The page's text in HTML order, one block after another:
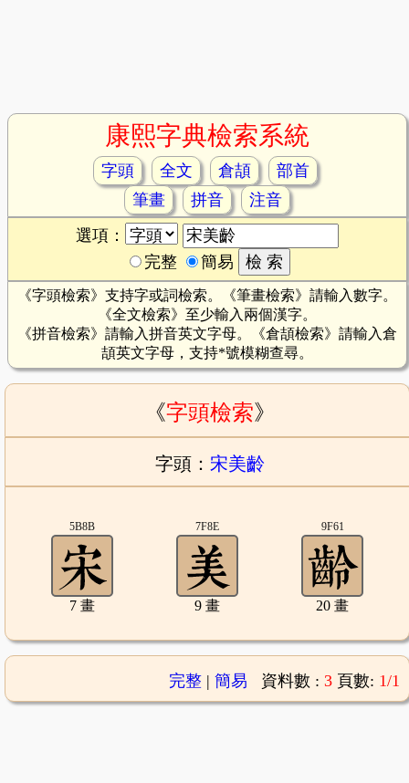
康熙字典檢索系統
字頭 全文 倉頡
部首
筆畫
拼音
注音
選項：
完整
簡易
《字頭檢索》支持字或詞檢索。《筆畫檢索》請輸入數字。
《全文檢索》至少輸入兩個漢字。
《拼音檢索》請輸入拼音英文字母。《倉頡檢索》請輸入倉
頡英文字母，支持*號模糊查尋。
《字頭檢索》
字頭： 宋美齡
5B8B
7 畫
7F8E
9 畫
9F61
20 畫
完整| 簡易 資料數 : 3 頁數: 1/1